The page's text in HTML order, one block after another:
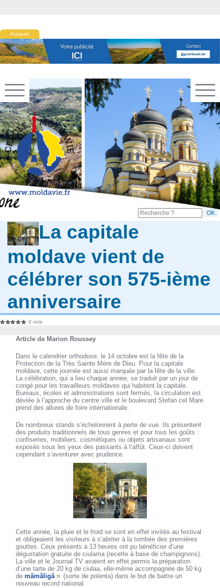
Publicité
La capitale
moldave vient de
célébrer son 575-ième
anniversaire
0 vote
Article de Marion Roussey
Dans le calendrier orthodoxe, le 14 octobre est la fête de la
Protection de la Très Sainte Mère de Dieu. Pour la capitale
moldave, cette journée est aussi marquée par la fête de la ville.
La célébration, qui a lieu chaque année, se traduit par un jour de
congé pour les travailleurs moldaves qui habitent la capitale.
Bureaux, écoles et administrations sont fermés, la circulation est
déviée à l’approche du centre ville et le boulevard Stefan cel Mare
prend des allures de foire internationale.
De nombreux stands s’échelonnent à perte de vue. Ils présentent
des produits traditionnels de tous genres et pour tous les goûts :
confiseries, mobiliers, cosmétiques ou objets artisanaux sont
exposés sous les yeux des passants à l’affût. Ceux-ci doivent
cependant s’aventurer avec prudence.
Cette année, la pluie et le froid se sont en effet invités au festival
et obligeaient les visiteurs à s’abriter à la tombée des premières
gouttes. Ceux présents à 13 heures ont pu bénéficier d’une
dégustation gratuite de ciulama (recette à base de champignons).
La ville et le Journal TV avaient en effet permis la préparation
d’une tarte de 20 kg de ciulaa, elle-même accompagnée de 50 kg
demămăligă
(sorte de polenta) dans le but de battre un
nouveau record national.